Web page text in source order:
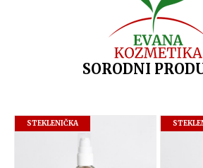
SORODNI
STEKLENIČKA